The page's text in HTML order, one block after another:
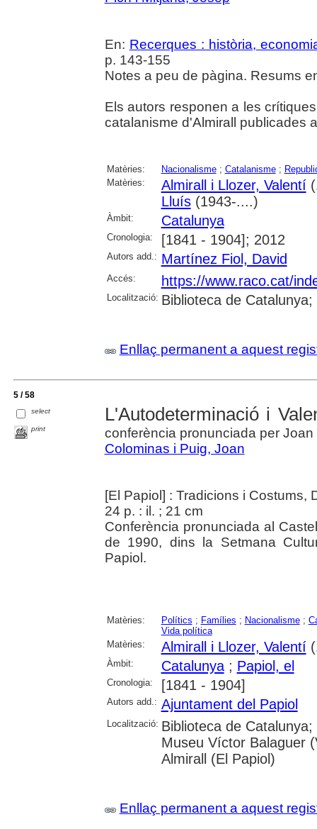
En: Recerques : història,
p. 143-155
Notes a peu de pàgina. Resums
Els autors responen a les
catalanisme d'Almirall publicades
Matèries: Nacionalisme; Catalanisme;
Matèries:
Almirall i Llozer, Valentí
Lluís(1943-....)
Àmbit: Catalunya
Cronologia: [1841 - 1904]; 2012
Autors add.: Martínez Fiol, David
Accés: https://www.raco.cat/
Localització: Biblioteca de
Enllaç permanent a aquest
5 / 58
select
print
L'Autodeterminació i
conferència pronunciada per
Colominas i Puig, Joan
[El Papiol] : Tradicions i Costums,
24 p. : il. ; 21 cm
Conferència pronunciada al
de 1990, dins la Setmana
Papiol.
Matèries: Polítics ; Famílies ; Nacionalisme;
Vida política
Matèries:
Almirall i Llozer, Valentí
Àmbit: Catalunya; Papiol, el
Cronologia: [1841 - 1904]
Autors add.: Ajuntament del Papiol
Localització: Biblioteca de
Museu Víctor Balaguer
Almirall (El Papiol)
Enllaç permanent a aquest